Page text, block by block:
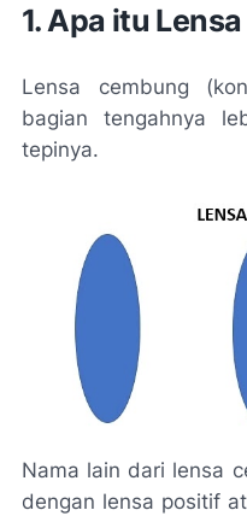
1. Apa itu
Lensa cembung
bagian tengahnya
tepinya.
Nama lain dari lensa
dengan lensa positif